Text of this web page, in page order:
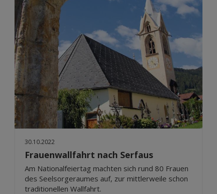
30.10.2022
Frauenwallfahrt nach Serfaus
Am Nationalfeiertag machten sich rund 80 Frauen
des Seelsorgeraumes auf, zur mittlerweile schon
traditionellen Wallfahrt.